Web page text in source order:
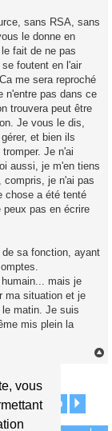
vous
sans RSA, sans
le donne en
fait de ne pas
foutent en l'air
me sera reproché
n'entre pas dans ce
trouvera peut être
Je vous le dis,
et bien ils
Je n'ai
aussi, je m'en tiens
je n'ai pas
chose a été tenté
peux pas en écrire
sa fonction, ayant
mais je
ma situation et je
matin. Je suis
mis plein la
42 … 49